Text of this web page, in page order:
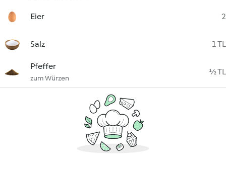
Eier 2
Salz 1 TL
Pfeffer
zum Würzen
½ TL